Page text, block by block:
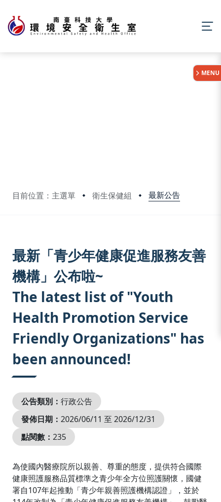
目前位置：主選單 衛生保健組 最新公告
MENU
最新「青少年健康促進服務友善
機構」公布啦~
The latest list of "Youth
Health Promotion Service
Friendly Organizations" has
been announced!
公告類別： 行政公告
發佈日期： 2026/06/11 至 2026/12/31
點閱數： 235
為使國內醫療院所以親善、尊重的態度，提供符合國際
健康照護服務品質標準之青少年全方位照護關懷，國健
署自107年起推動「青少年親善照護機構認證」，並於